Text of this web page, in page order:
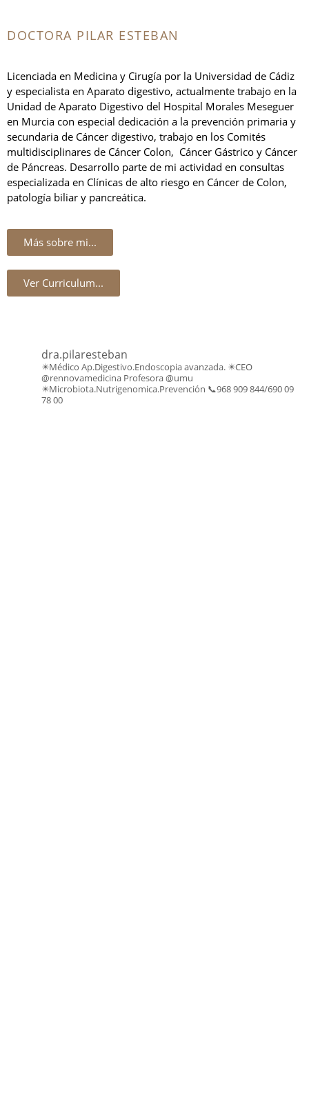
DOCTORA PILAR ESTEBAN
Licenciada en Medicina y Cirugía por la Universidad de Cádiz
y especialista en Aparato digestivo, actualmente trabajo en la
Unidad de Aparato Digestivo del Hospital Morales Meseguer
en Murcia con especial dedicación a la prevención primaria y
secundaria de Cáncer digestivo, trabajo en los Comités
multidisciplinares de Cáncer Colon, Cáncer Gástrico y Cáncer
de Páncreas. Desarrollo parte de mi actividad en consultas
especializada en Clínicas de alto riesgo en Cáncer de Colon,
patología biliar y pancreática.
Más sobre mi...
Ver Curriculum...
dra.pilaresteban
✴️Médico Ap.Digestivo.Endoscopia avanzada. ✴️CEO
@rennovamedicina Profesora @umu
✴️Microbiota.Nutrigenomica.Prevención 📞968 909 844/690 09
78 00